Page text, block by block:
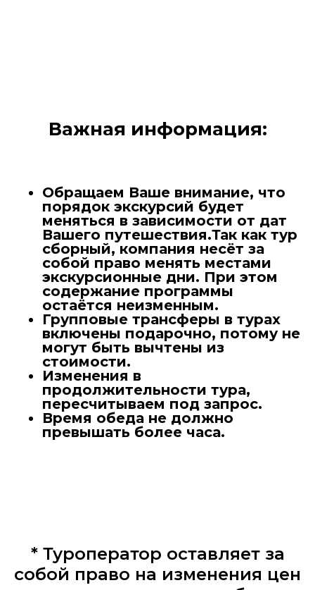
Важная информация:
Обращаем Ваше внимание, что
порядок экскурсий будет
меняться в зависимости от дат
Вашего путешествия.Так как тур
сборный, компания несёт за
собой право менять местами
экскурсионные дни. При этом
содержание программы
остаётся неизменным.
Групповые трансферы в турах
включены подарочно, потому не
могут быть вычтены из
стоимости.
Изменения в
продолжительности тура,
пересчитываем под запрос.
Время обеда не должно
превышать более часа.
* Туроператор оставляет за
собой право на изменения цен